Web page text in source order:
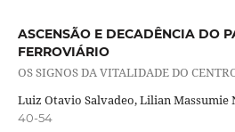
ASCENSÃO E DECADÊNCIA DO
FERROVIÁRIO
OS SIGNOS DA VITALIDADE DO
Luiz Otavio Salvadeo, Lilian Massumie
40-54